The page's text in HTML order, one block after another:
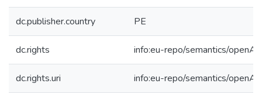
dc.publisher.country PE
dc.rights info:eu-repo/semantics/
dc.rights.uri info:eu-repo/semantics/